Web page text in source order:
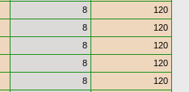
8
120
8
120
8
120
8
120
8
120